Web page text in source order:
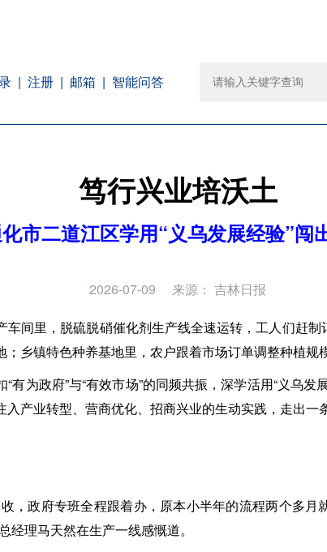
注册 邮箱 智能问答
笃行兴业培沃土
市二道江区学用“义乌发展经验”闯
2026-07-09 来源： 吉林日报
车间里，脱硫脱硝催化剂生产线全速运转，工人们赶
乡镇特色种养基地里，农户跟着市场订单调整种植规
有为政府”与“有效市场”的同频共振，深学活用“义乌发
产业转型、营商优化、招商兴业的生动实践，走出一
，政府专班全程跟着办，原本小半年的流程两个多
经理马天然在生产一线感慨道。